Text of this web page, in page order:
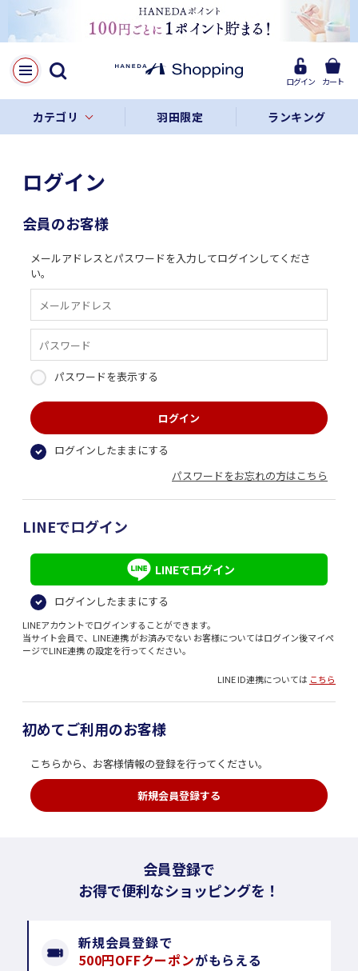
ログイン カート
カテゴリ 羽田限定 ランキング
ログイン
会員のお客様
メールアドレスとパスワードを入力してログインしてくださ
い。
パスワードを表示する
ログインしたままにする
パスワードをお忘れの方はこちら
LINEでログイン
LINEでログイン
ログインしたままにする
LINEアカウントでログインすることができます。
当サイト会員で、LINE連携 がお済みでない お客様についてはログイン後マイペ
ージでLINE連携 の設定を行ってください。
LINE ID連携については こちら
初めてご利用のお客様
こちらから、お客様情報の登録を行ってください。
新規会員登録する
会員登録で
お得で便利なショッピングを！
新規会員登録で
500円OFFクーポンがもらえる